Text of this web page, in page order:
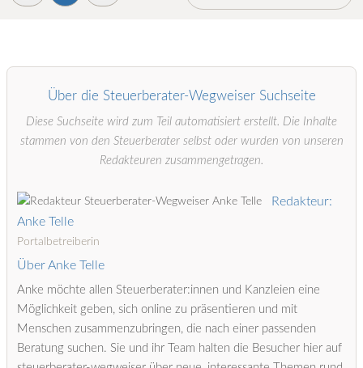
Über die Steuerberater-Wegweiser Suchseite
Diese Suchseite wird zum Teil automatisiert erstellt. Die Inhalte
stammen von den Steuerberater selbst oder wurden von unseren
Redakteuren zusammengetragen.
Redakteur:
Anke Telle
Portalbetreiberin
Über Anke Telle
Anke möchte allen Steuerberater:innen und Kanzleien eine
Möglichkeit geben, sich online zu präsentieren und mit
Menschen zusammenzubringen, die nach einer passenden
Beratung suchen. Sie und ihr Team halten die Besucher hier auf